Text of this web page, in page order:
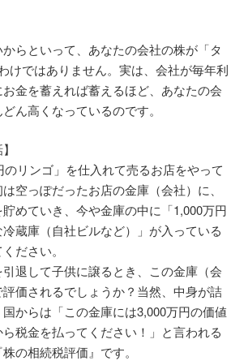
らといって、あなたの会社の株が「タ
けではありません。実は、会社が毎年利
金を蓄えれば蓄えるほど、あなたの会
ん高くなっているのです。
のリンゴ」を仕入れて売るお店をやって
空っぽだったお店の金庫（会社）に、
めていき、今や金庫の中に「1,000万円
蔵庫（自社ビルなど）」が入っている
ださい。
退して子供に譲るとき、この金庫（会
価されるでしょうか？当然、中身が詰
からは「この金庫には3,000万円の価値
税金を払ってください！」と言われる
の相続税評価』です。